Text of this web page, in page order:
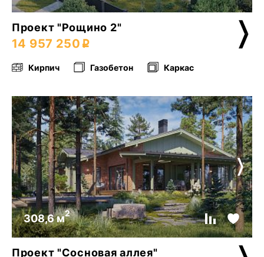
Проект "Рощино 2"
14 957 250
Кирпич Газобетон Каркас
308,6 м2
Проект "Сосновая аллея"